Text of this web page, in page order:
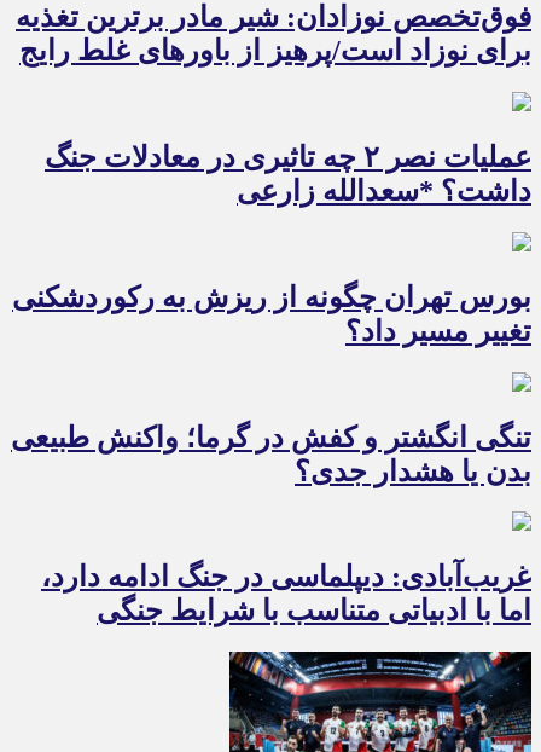
فوق‌تخصص نوزادان: شیر مادر برترین تغذیه
برای نوزاد است/پرهیز از باورهای غلط رایج
عملیات نصر ۲ چه تاثیری در معادلات جنگ
داشت؟ *سعدالله زارعی
بورس تهران چگونه از ریزش به رکوردشکنی
تغییر مسیر داد؟
تنگی انگشتر و کفش در گرما؛ واکنش طبیعی
بدن یا هشدار جدی؟
غریب‌آبادی: دیپلماسی در جنگ ادامه دارد،
اما با ادبیاتی متناسب با شرایط جنگی